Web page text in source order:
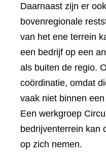
Daarnaast zijn er
bovenregionale
van het ene terrein
een bedrijf op een
als buiten de regio.
coördinatie, omdat
vaak niet binnen
Een werkgroep
bedrijventerrein kan
op zich nemen.